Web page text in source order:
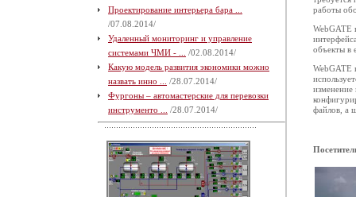
Проектирование интерьера бара ...
/07.08.2014/
Удаленный мониторинг и управление
системами ЧМИ - ...
/02.08.2014/
Какую модель развития экономики можно
назвать инно ...
/28.07.2014/
Фургоны – автомастерские для перевозки
инструменто ...
/28.07.2014/
работы
WebGATE
объекты в
WebGATE
изменение
файлов, а